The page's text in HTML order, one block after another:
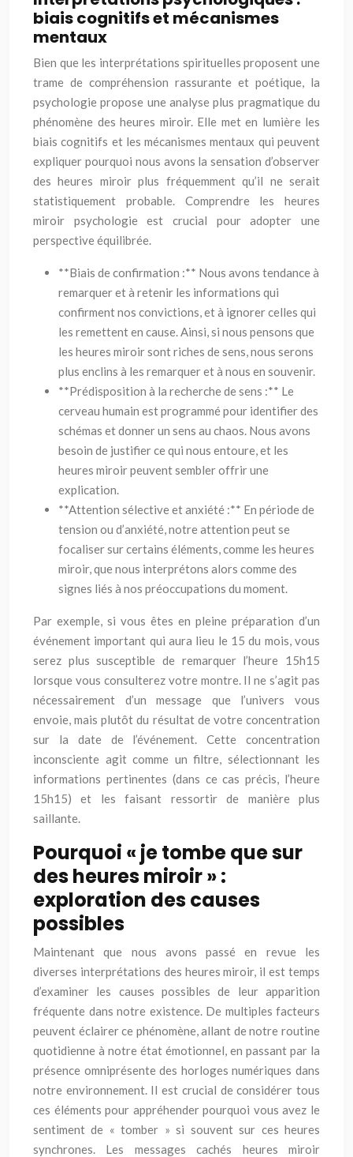
biais cognitifs et mécanismes
mentaux
Bien que les interprétations spirituelles proposent une
trame de compréhension rassurante et poétique, la
psychologie propose une analyse plus pragmatique du
phénomène des heures miroir. Elle met en lumière les
biais cognitifs et les mécanismes mentaux qui peuvent
expliquer pourquoi nous avons la sensation d’observer
des heures miroir plus fréquemment qu’il ne serait
statistiquement probable. Comprendre les heures
miroir psychologie est crucial pour adopter une
perspective équilibrée.
**Biais de confirmation :** Nous avons tendance à
remarquer et à retenir les informations qui
confirment nos convictions, et à ignorer celles qui
les remettent en cause. Ainsi, si nous pensons que
les heures miroir sont riches de sens, nous serons
plus enclins à les remarquer et à nous en souvenir.
**Prédisposition à la recherche de sens :** Le
cerveau humain est programmé pour identifier des
schémas et donner un sens au chaos. Nous avons
besoin de justifier ce qui nous entoure, et les
heures miroir peuvent sembler offrir une
explication.
**Attention sélective et anxiété :** En période de
tension ou d’anxiété, notre attention peut se
focaliser sur certains éléments, comme les heures
miroir, que nous interprétons alors comme des
signes liés à nos préoccupations du moment.
Par exemple, si vous êtes en pleine préparation d’un
événement important qui aura lieu le 15 du mois, vous
serez plus susceptible de remarquer l’heure 15h15
lorsque vous consulterez votre montre. Il ne s’agit pas
nécessairement d’un message que l’univers vous
envoie, mais plutôt du résultat de votre concentration
sur la date de l’événement. Cette concentration
inconsciente agit comme un filtre, sélectionnant les
informations pertinentes (dans ce cas précis, l’heure
15h15) et les faisant ressortir de manière plus
saillante.
Pourquoi « je tombe que sur
des heures miroir » :
exploration des causes
possibles
Maintenant que nous avons passé en revue les
diverses interprétations des heures miroir, il est temps
d’examiner les causes possibles de leur apparition
fréquente dans notre existence. De multiples facteurs
peuvent éclairer ce phénomène, allant de notre routine
quotidienne à notre état émotionnel, en passant par la
présence omniprésente des horloges numériques dans
notre environnement. Il est crucial de considérer tous
ces éléments pour appréhender pourquoi vous avez le
sentiment de « tomber » si souvent sur ces heures
synchrones. Les messages cachés heures miroir